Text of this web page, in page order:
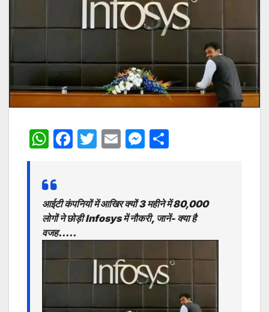
W
at
s
A
p
p
F
e
b
o
o
T
er
E
l
M
s
e
n
g
er
e
आईटी कंपनियों में आखिर क्यों 3 महीने में 80,000
लोगों ने छोड़ी Infosys में नौकरी, जानें- क्या है
वजह…..